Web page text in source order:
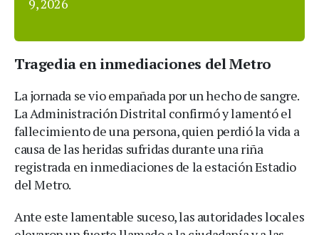
9, 2026
Tragedia en inmediaciones del Metro
La jornada se vio empañada por un hecho de sangre.
La Administración Distrital confirmó y lamentó el
fallecimiento de una persona, quien perdió la vida a
causa de las heridas sufridas durante una riña
registrada en inmediaciones de la estación Estadio
del Metro.
Ante este lamentable suceso, las autoridades locales